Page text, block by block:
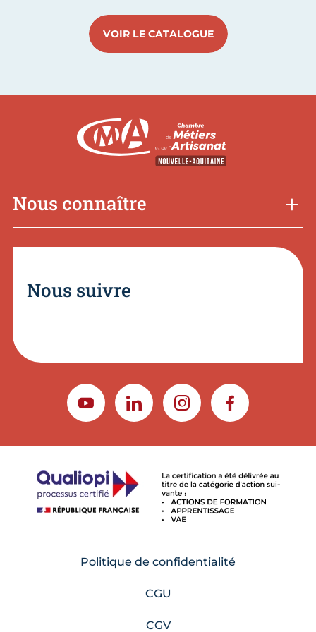
VOIR LE CATALOGUE
Nous connaître
Nous suivre
YOUTUBELINKEDININSTAGRAMFACEBOOK
Politique de confidentialité
CGU
CGV